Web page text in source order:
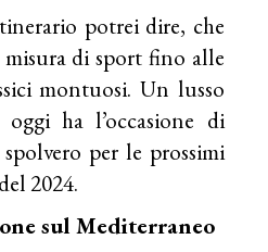
potrei dire, che
di sport fino alle
montuosi. Un lusso
ha l’occasione di
per le prossimi
2024.
sul Mediterraneo